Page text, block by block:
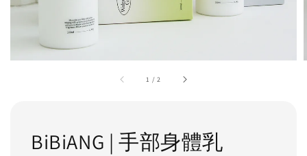
1 /2
BiBiANG | 手部身體乳